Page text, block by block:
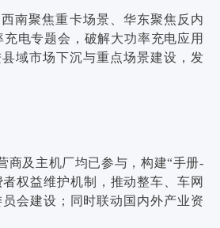
南聚焦重卡场景、华东聚焦反内
电专题会，破解大功率充电应用
域市场下沉与重点场景建设，发
商及主机厂均已参与，构建“手册-
权益维护机制，推动整车、车网
会建设；同时联动国内外产业资